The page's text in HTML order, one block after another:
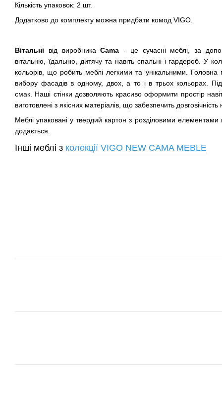
Кількість упаковок: 2 шт.
Додатково до комплекту можна придбати комод VIGO.
Вітальні від виробникаCama - це сучасні меблі, за
вітальню, їдальню, дитячу та навіть спальні і гардероб. У
кольорів, що робить меблі легкими та унікальними. Головна
вибору фасадів в одному, двох, а то і в трьох кольорах.
смак. Наші стінки дозволяють красиво оформити простір
виготовлені з якісних матеріалів, що забезпечить довговічність
Меблі упаковані у твердий картон з розділовими елементами
додається.
Інші меблі з колекції VIGO NEW CAMA MEBLE